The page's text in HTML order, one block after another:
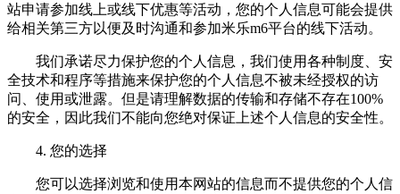
站申请参加线上或线下优惠等活动，您的个人信息可能会提供
给相关第三方以便及时沟通和参加米乐m6平台的线下活动。
我们承诺尽力保护您的个人信息，我们使用各种制度、安
全技术和程序等措施来保护您的个人信息不被未经授权的访
问、使用或泄露。但是请理解数据的传输和存储不存在100%
的安全，因此我们不能向您绝对保证上述个人信息的安全性。
4. 您的选择
您可以选择浏览和使用本网站的信息而不提供您的个人信